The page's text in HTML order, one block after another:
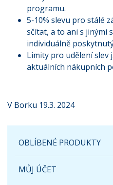
programu.
5-10% slevu pro stálé
sčítat, a to ani s jinými
individuálně
Limity pro udělení slev
aktuálních nákupních
V Borku 19.3. 2024
OBLÍBENÉ PRODUKTY
MŮJ ÚČET